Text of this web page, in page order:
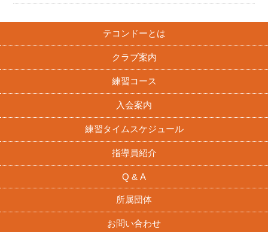
テコンドーとは
クラブ案内
練習コース
入会案内
練習タイムスケジュール
指導員紹介
Q & A
所属団体
お問い合わせ